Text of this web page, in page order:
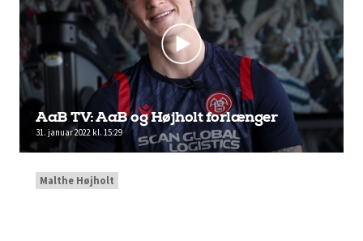
AaB TV: AaB og Højholt forlænger
31. januar 2022 kl. 15:29
Malthe Højholt